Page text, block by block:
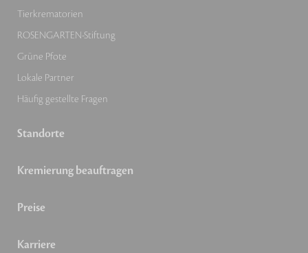
Tierkrematorien
ROSENGARTEN-Stiftung
Grüne Pfote
Lokale Partner
Häufig gestellte Fragen
Standorte
Kremierung beauftragen
Preise
Karriere